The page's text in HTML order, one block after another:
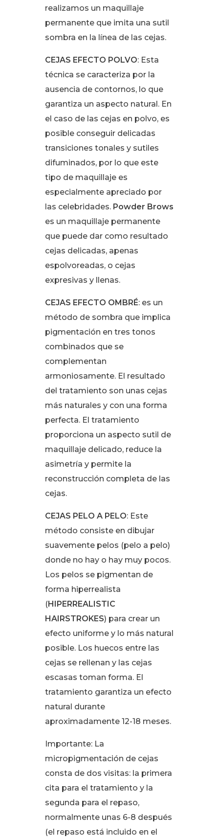
realizamos un maquillaje
permanente que imita una sutil
sombra en la línea de las cejas.
CEJAS EFECTO POLVO: Esta
técnica se caracteriza por la
ausencia de contornos, lo que
garantiza un aspecto natural. En
el caso de las cejas en polvo, es
posible conseguir delicadas
transiciones tonales y sutiles
difuminados, por lo que este
tipo de maquillaje es
especialmente apreciado por
las celebridades. Powder Brows
es un maquillaje permanente
que puede dar como resultado
cejas delicadas, apenas
espolvoreadas, o cejas
expresivas y llenas.
CEJAS EFECTO OMBRÉ: es un
método de sombra que implica
pigmentación en tres tonos
combinados que se
complementan
armoniosamente. El resultado
del tratamiento son unas cejas
más naturales y con una forma
perfecta. El tratamiento
proporciona un aspecto sutil de
maquillaje delicado, reduce la
asimetría y permite la
reconstrucción completa de las
cejas.
CEJAS PELO A PELO: Este
método consiste en dibujar
suavemente pelos (pelo a pelo)
donde no hay o hay muy pocos.
Los pelos se pigmentan de
forma hiperrealista
(HIPERREALISTIC
HAIRSTROKES) para crear un
efecto uniforme y lo más natural
posible. Los huecos entre las
cejas se rellenan y las cejas
escasas toman forma. El
tratamiento garantiza un efecto
natural durante
aproximadamente 12-18 meses.
Importante: La
micropigmentación de cejas
consta de dos visitas: la primera
cita para el tratamiento y la
segunda para el repaso,
normalmente unas 6-8 después
(el repaso está incluido en el